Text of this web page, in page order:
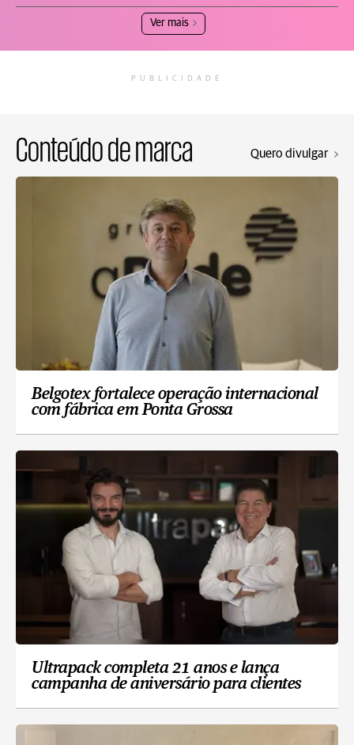
Ver mais
PUBLICIDADE
Conteúdo de marca Quero divulgar
Belgotex fortalece operação internacional
com fábrica em Ponta Grossa
Ultrapack completa 21 anos e lança
campanha de aniversário para clientes